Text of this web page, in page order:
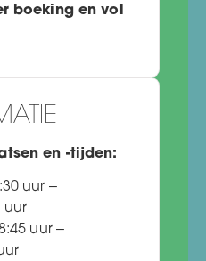
boeking en vol
en -tijden:
uur –
uur
uur –